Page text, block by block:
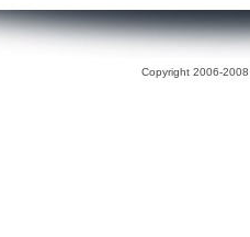
Copyright 2006-